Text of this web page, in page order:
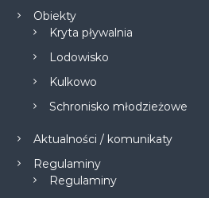
Obiekty
Kryta pływalnia
Lodowisko
Kulkowo
Schronisko młodzieżowe
Aktualności / komunikaty
Regulaminy
Regulaminy